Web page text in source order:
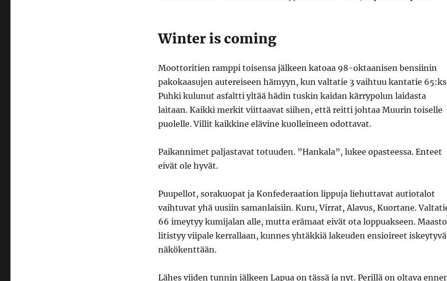
Winter is coming
Moottoritien ramppi toisensa jälkeen katoaa 98-oktaanisen bensiinin
pakokaasujen autereiseen hämyyn, kun valtatie 3 vaihtuu kantatie
Puhki kulunut asfaltti yltää hädin tuskin kaidan kärrypolun laidasta
laitaan. Kaikki merkit viittaavat siihen, että reitti johtaa Muurin toiselle
puolelle. Villit kaikkine elävine kuolleineen odottavat.
Paikannimet paljastavat totuuden. ”Hankala”, lukee opasteessa. Enteet
eivät ole hyvät.
Puupellot, sorakuopat ja Konfederaation lippuja liehuttavat autiotalot
vaihtuvat yhä uusiin samanlaisiin. Kuru, Virrat, Alavus, Kuortane.
66 imeytyy kumijalan alle, mutta erämaat eivät ota loppuakseen. Maasto
litistyy viipale kerrallaan, kunnes yhtäkkiä lakeuden ensioireet
näkökenttään.
Lähes viiden tunnin jälkeen Lapua on tässä ja nyt. Perillä on oltava